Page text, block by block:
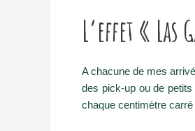
L’effet « Las
A chacune de mes
des pick-up ou de
chaque centimètre